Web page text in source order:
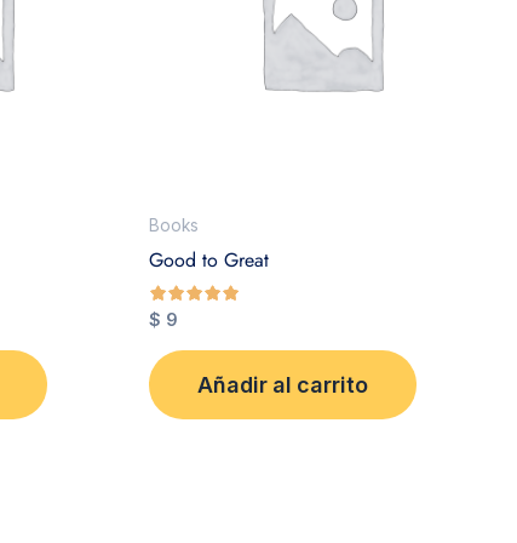
Books
Good to Great
de 5
$ 9
Añadir al carrito